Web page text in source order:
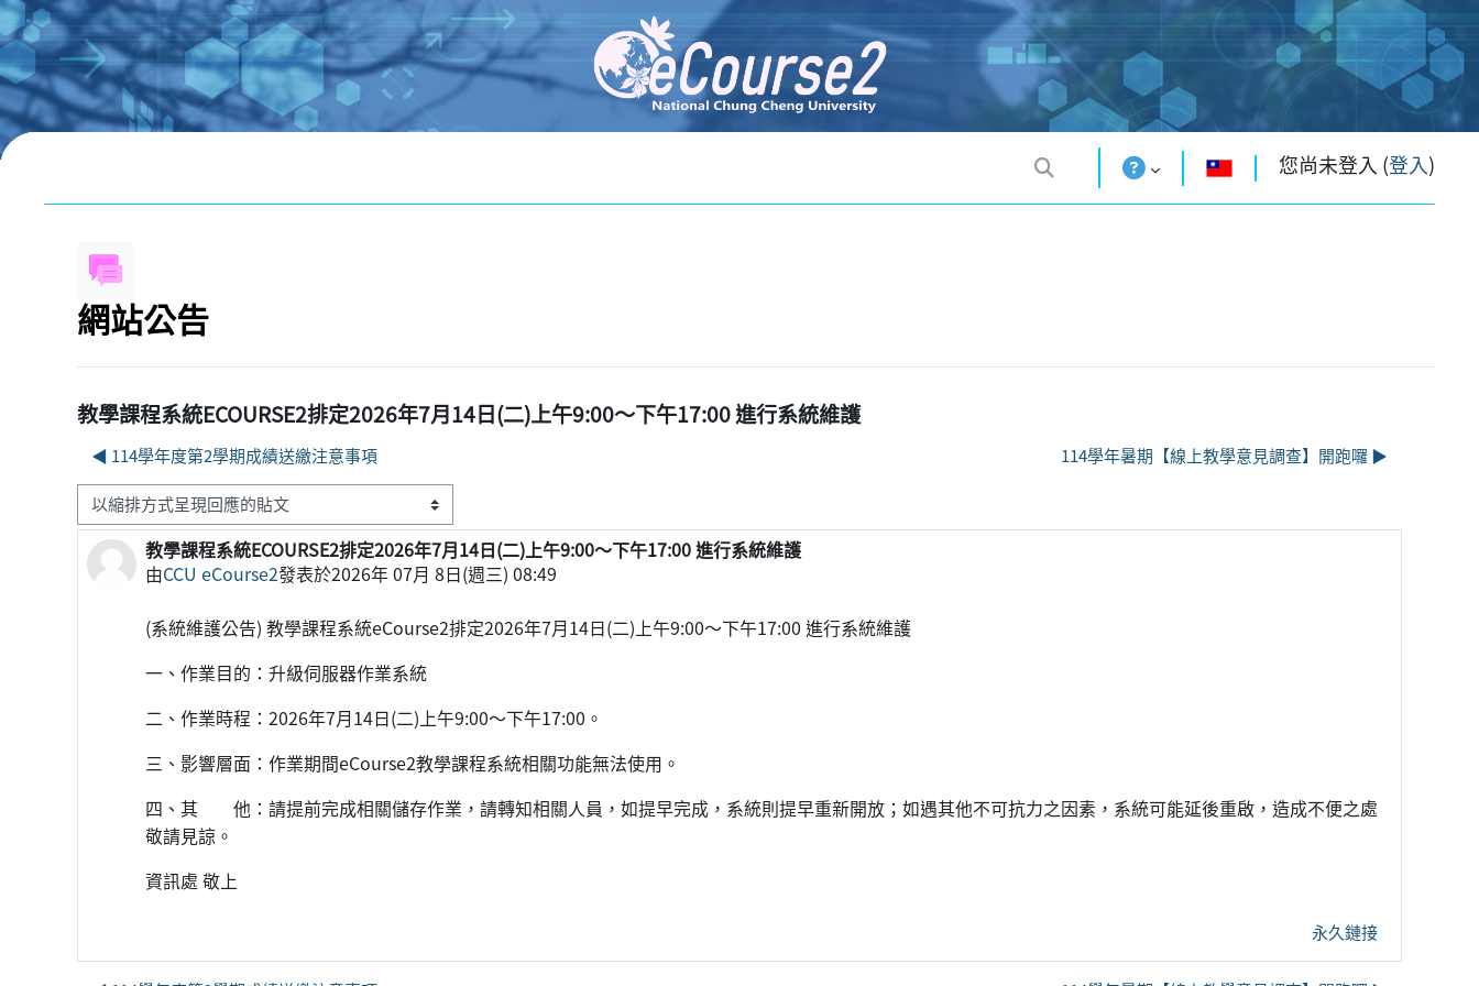
跳至主內容
您尚未登入 (登入)
網站公告
教學課程系統ECOURSE2排定2026年7月14日(二)上午9:00～下午17:00 進行系統維護
◀︎ 114學年度第2學期成績送繳注意事項 114學年暑期【線上教學意見調查】開跑囉 ▶︎
顯示模式
教學課程系統ECOURSE2排定2026年7月14日(二)上午9:00～下午17:00 進行系統維護
由CCU eCourse2發表於2026年 07月 8日(週三) 08:49
Number of replies: 0
(系統維護公告) 教學課程系統eCourse2排定2026年7月14日(二)上午9:00～下午17:00 進行系統維護
一、作業目的：升級伺服器作業系統
二、作業時程：2026年7月14日(二)上午9:00～下午17:00。
三、影響層面：作業期間eCourse2教學課程系統相關功能無法使用。
四、其 他：請提前完成相關儲存作業，請轉知相關人員，如提早完成，系統則提早重新開放；如遇其他不可抗力之因素，系統可能延後重啟，造成不便之處
敬請見諒。
資訊處 敬上
永久鏈接